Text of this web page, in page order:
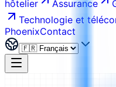
hôtelier
Assurance
Technologie et
PhoenixContact